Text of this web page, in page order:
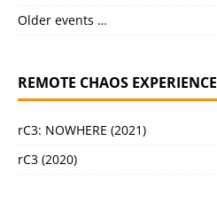
Older events …
REMOTE CHAOS EXPERIENCE
rC3: NOWHERE (2021)
rC3 (2020)